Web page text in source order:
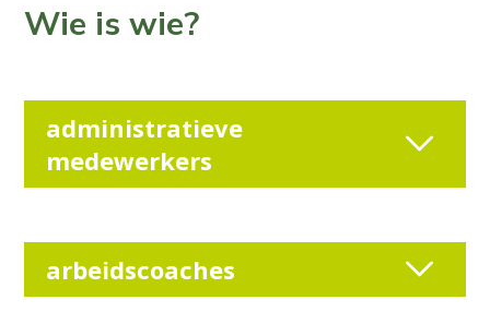
Wie is wie?
administratieve
medewerkers
arbeidscoaches